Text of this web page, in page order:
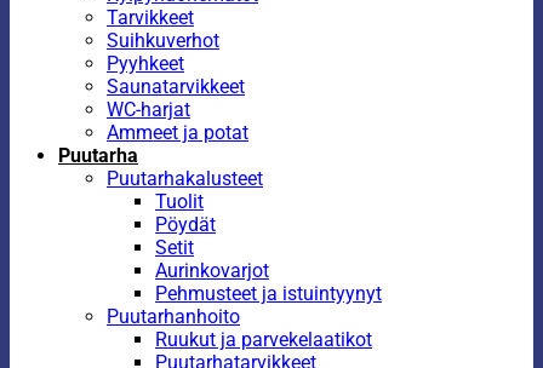
Tarvikkeet
Suihkuverhot
Pyyhkeet
Saunatarvikkeet
WC-harjat
Ammeet ja potat
Puutarha
Puutarhakalusteet
Tuolit
Pöydät
Setit
Aurinkovarjot
Pehmusteet ja istuintyynyt
Puutarhanhoito
Ruukut ja parvekelaatikot
Puutarhatarvikkeet